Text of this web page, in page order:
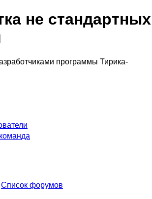
не стандартных
программы Тирика-
Список форумов